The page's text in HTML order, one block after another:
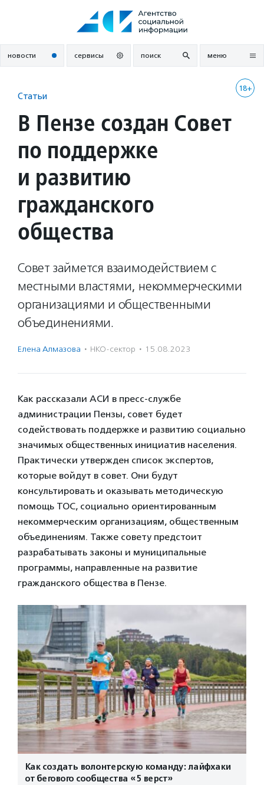
новости сервисы поиск меню
18+
Статьи
В Пензе создан Совет
по поддержке
и развитию
гражданского
общества
Совет займется взаимодействием с
местными властями, некоммерческими
организациями и общественными
объединениями.
Елена Алмазова · НКО-сектор · 15.08.2023
Как рассказали АСИ в пресс-службе
администрации Пензы, совет будет
содействовать поддержке и развитию социально
значимых общественных инициатив населения.
Практически утвержден список экспертов,
которые войдут в совет. Они будут
консультировать и оказывать методическую
помощь ТОС, социально ориентированным
некоммерческим организациям, общественным
объединениям. Также совету предстоит
разрабатывать законы и муниципальные
программы, направленные на развитие
гражданского общества в Пензе.
Как создать волонтерскую команду: лайфхаки
от бегового сообщества «5 верст»